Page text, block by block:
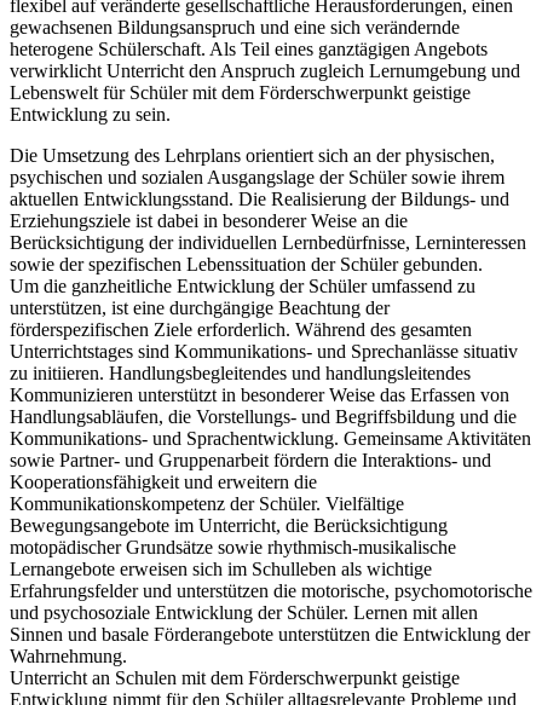
flexibel auf veränderte gesellschaftliche Herausforderungen, einen
gewachsenen Bildungsanspruch und eine sich verändernde
heterogene Schülerschaft. Als Teil eines ganztägigen Angebots
verwirklicht Unterricht den Anspruch zugleich Lernumgebung und
Lebenswelt für Schüler mit dem Förderschwerpunkt geistige
Entwicklung zu sein.
Die Umsetzung des Lehrplans orientiert sich an der physischen,
psychischen und sozialen Ausgangslage der Schüler sowie ihrem
aktuellen Entwicklungsstand. Die Realisierung der Bildungs- und
Erziehungsziele ist dabei in besonderer Weise an die
Berücksichtigung der individuellen Lernbedürfnisse, Lerninteressen
sowie der spezifischen Lebenssituation der Schüler gebunden.
Um die ganzheitliche Entwicklung der Schüler umfassend zu
unterstützen, ist eine durchgängige Beachtung der
förderspezifischen Ziele erforderlich. Während des gesamten
Unterrichtstages sind Kommunikations- und Sprechanlässe situativ
zu initiieren. Handlungsbegleitendes und handlungsleitendes
Kommunizieren unterstützt in besonderer Weise das Erfassen von
Handlungsabläufen, die Vorstellungs- und Begriffsbildung und die
Kommunikations- und Sprachentwicklung. Gemeinsame Aktivitäten
sowie Partner- und Gruppenarbeit fördern die Interaktions- und
Kooperationsfähigkeit und erweitern die
Kommunikationskompetenz der Schüler. Vielfältige
Bewegungsangebote im Unterricht, die Berücksichtigung
motopädischer Grundsätze sowie rhythmisch-musikalische
Lernangebote erweisen sich im Schulleben als wichtige
Erfahrungsfelder und unterstützen die motorische, psychomotorische
und psychosoziale Entwicklung der Schüler. Lernen mit allen
Sinnen und basale Förderangebote unterstützen die Entwicklung der
Wahrnehmung.
Unterricht an Schulen mit dem Förderschwerpunkt geistige
Entwicklung nimmt für den Schüler alltagsrelevante Probleme und